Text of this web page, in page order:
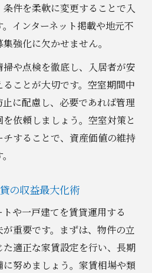
件を柔軟に変更することで入
インターネット掲載や地元不
強化に欠かせません。
や点検を徹底し、入居者が安
ことが大切です。空室期間中
に配慮し、必要であれば管理
依頼しましょう。空室対策と
することで、資産価値の維持
の収益最大化術
や一戸建てを賃貸運用する
重要です。まずは、物件の立
適正な家賃設定を行い、長期
努めましょう。家賃相場や類